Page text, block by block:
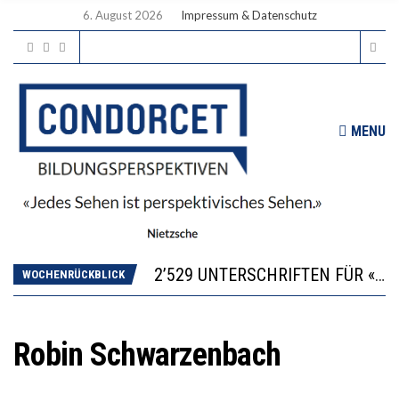
6. August 2026 Impressum & Datenschutz
MENU
WOCHENRÜCKBLICK
2’529 UNTERSCHRIFTEN FÜR «KEINE DIGITALEN GERÄTE IN DEN ERSTEN VIER PRIMARSCHULJAHREN» EINGEREICHT
ICH WILL MEHR EVIDENZ UND WILL WISSEN, WAS ALL DIE INVESTITIONEN BRINGEN
Robin Schwarzenbach